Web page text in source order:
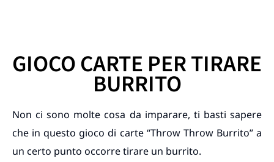
GIOCO CARTE PER TIRARE
BURRITO
Non ci sono molte cosa da imparare, ti basti sapere
che in questo gioco di carte “Throw Throw Burrito” a
un certo punto occorre tirare un burrito.